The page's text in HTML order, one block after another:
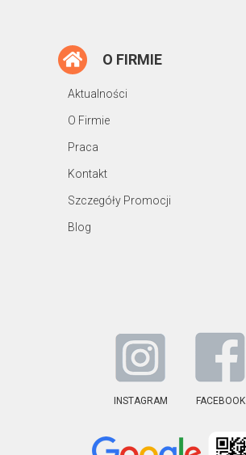
O FIRMIE
Aktualności
O Firmie
Praca
Kontakt
Szczegóły Promocji
Blog
INSTAGRAM FACEBOOK